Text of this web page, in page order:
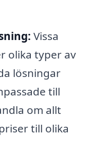
Vissa
olika typer av
lösningar
till
om allt
till olika